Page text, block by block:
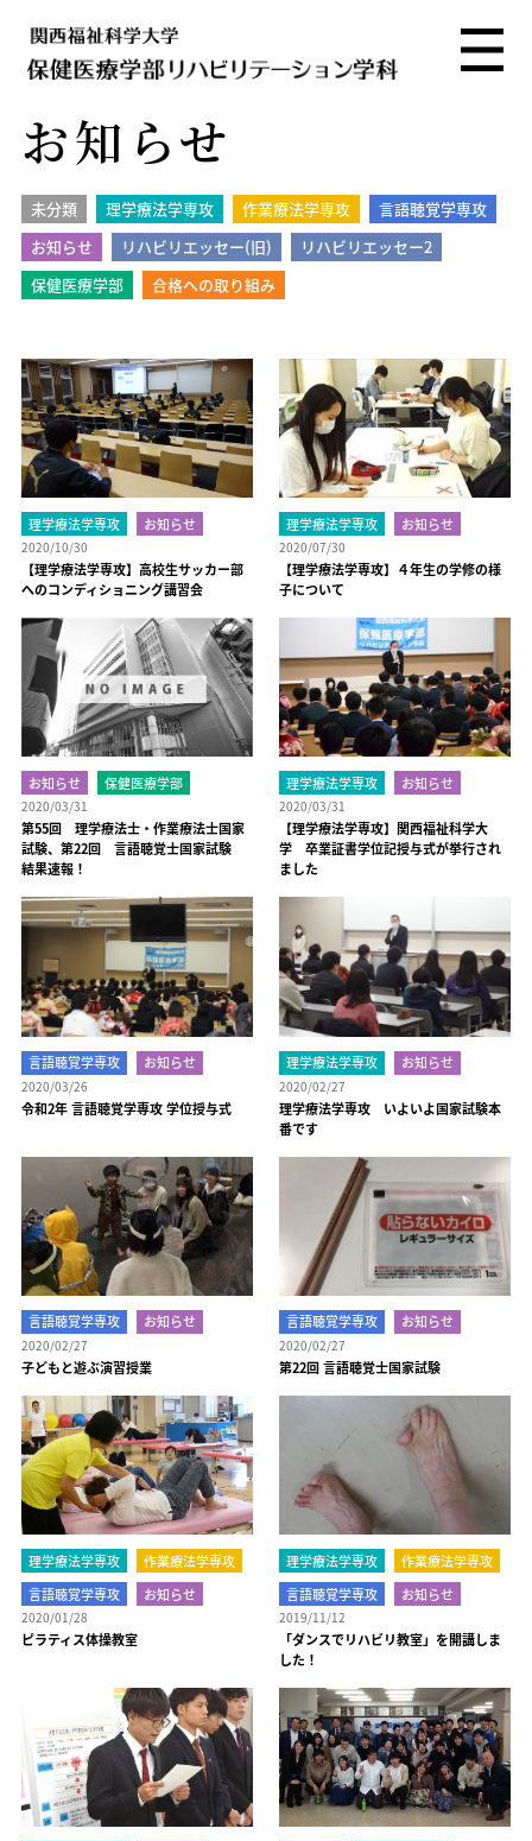
お知らせ
未分類 理学療法学専攻 作業療法学専攻
言語聴覚学専攻
お知らせ
リハビリエッセー(旧)
リハビリエッセー2
保健医療学部
合格への取り組み
理学療法学専攻 お知らせ
2020/10/30
【理学療法学専攻】高校生サッカー部
へのコンディショニング講習会
理学療法学専攻 お知らせ
2020/07/30
【理学療法学専攻】４年生の学修の様
子について
お知らせ 保健医療学部
2020/03/31
第55回 理学療法士・作業療法士国家
試験、第22回 言語聴覚士国家試験
結果速報！
理学療法学専攻 お知らせ
2020/03/31
【理学療法学専攻】関西福祉科学大
学 卒業証書学位記授与式が挙行され
ました
言語聴覚学専攻 お知らせ
2020/03/26
令和2年 言語聴覚学専攻 学位授与式
理学療法学専攻 お知らせ
2020/02/27
理学療法学専攻 いよいよ国家試験本
番です
言語聴覚学専攻 お知らせ
2020/02/27
子どもと遊ぶ演習授業
言語聴覚学専攻 お知らせ
2020/02/27
第22回 言語聴覚士国家試験
理学療法学専攻
作業療法学専攻
言語聴覚学専攻
お知らせ
2020/01/28
ピラティス体操教室
理学療法学専攻
作業療法学専攻
言語聴覚学専攻
お知らせ
2019/11/12
「ダンスでリハビリ教室」を開講しま
した！